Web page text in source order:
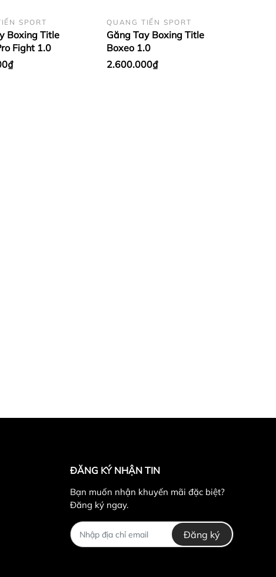
giá rẻ nhất tại Hà Nội:
có zalo (gọi trong giờ hành chính
14h ,từ 18h trờ đi và ngày chủ nhật - Email
SPORT
Boxing Title
Fight 1.0
QUANG TIẾN SPORT
Găng Tay Boxing Title
Boxeo 1.0
2.600.000₫
ĐĂNG KÝ NHẬN TIN
Bạn muốn nhận khuyến mãi đặc biệt?
Đăng ký ngay.
Đăng ký